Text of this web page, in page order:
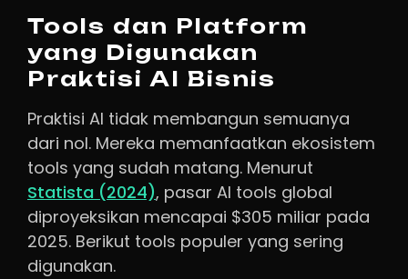
Tools dan Platform
yang Digunakan
Praktisi AI Bisnis
Praktisi AI tidak membangun semuanya
dari nol. Mereka memanfaatkan ekosistem
tools yang sudah matang. Menurut
Statista (2024), pasar AI tools global
diproyeksikan mencapai $305 miliar pada
2025. Berikut tools populer yang sering
digunakan.